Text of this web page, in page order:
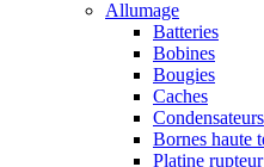
Allumage
Batteries
Bobines
Bougies
Caches
Condensateurs
Bornes haute
Platine